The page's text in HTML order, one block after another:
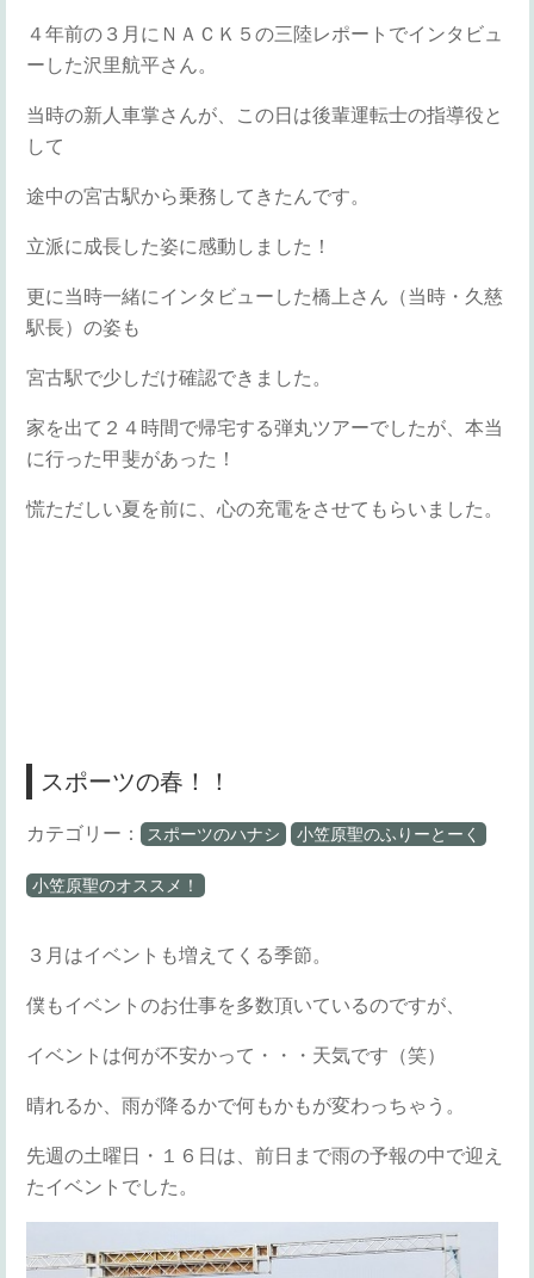
４年前の３月にＮＡＣＫ５の三陸レポートでインタビュ
ーした沢里航平さん。
当時の新人車掌さんが、この日は後輩運転士の指導役と
して
途中の宮古駅から乗務してきたんです。
立派に成長した姿に感動しました！
更に当時一緒にインタビューした橋上さん（当時・久慈
駅長）の姿も
宮古駅で少しだけ確認できました。
家を出て２４時間で帰宅する弾丸ツアーでしたが、本当
に行った甲斐があった！
慌ただしい夏を前に、心の充電をさせてもらいました。
スポーツの春！！
カテゴリー： スポーツのハナシ 小笠原聖のふりーとーく
小笠原聖のオススメ！
３月はイベントも増えてくる季節。
僕もイベントのお仕事を多数頂いているのですが、
イベントは何が不安かって・・・天気です（笑）
晴れるか、雨が降るかで何もかもが変わっちゃう。
先週の土曜日・１６日は、前日まで雨の予報の中で迎え
たイベントでした。